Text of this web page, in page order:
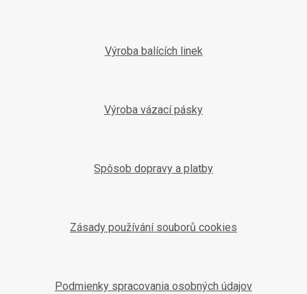
Výroba balících linek
Výroba vázací pásky
Spôsob dopravy a platby
Zásady používání souborů cookies
Podmienky spracovania osobných údajov